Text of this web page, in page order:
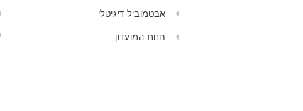
אבטמוביל דיגיטלי
חנות המועדון